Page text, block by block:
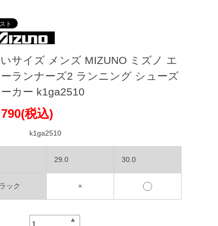
サイズ メンズ MIZUNO ミズノ エ
ランナーズ2 ランニング シューズ
カー k1ga2510
税込)
k1ga2510
29.0 30.0
ック ×